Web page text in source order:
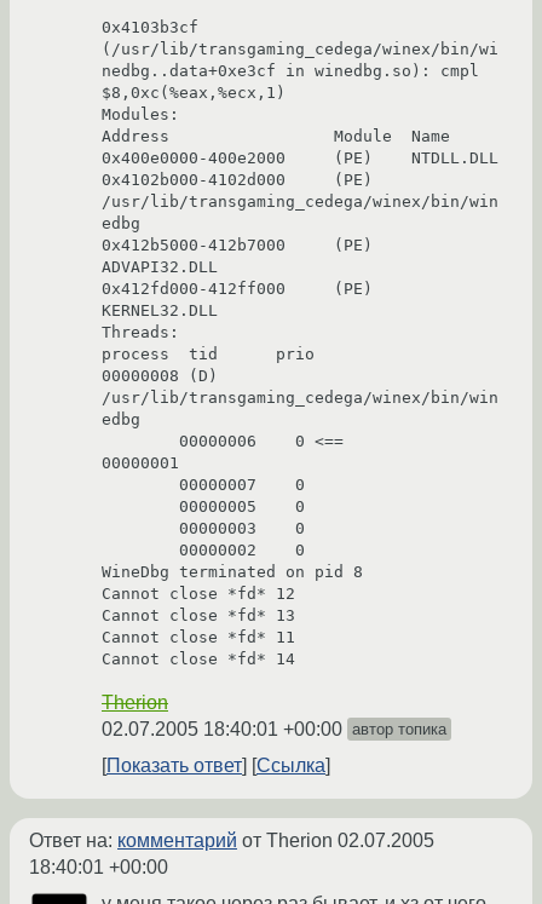
0x4103b3cf
(/usr/lib/transgaming_cedega/winex/bin/wi
nedbg..data+0xe3cf in winedbg.so): cmpl
$8,0xc(%eax,%ecx,1)
Modules:
Address                 Module  Name
0x400e0000-400e2000     (PE)    NTDLL.DLL
0x4102b000-4102d000     (PE)
/usr/lib/transgaming_cedega/winex/bin/win
edbg
0x412b5000-412b7000     (PE)
ADVAPI32.DLL
0x412fd000-412ff000     (PE)
KERNEL32.DLL
Threads:
process  tid      prio
00000008 (D)
/usr/lib/transgaming_cedega/winex/bin/win
edbg
00000001
WineDbg terminated on pid 8
Cannot close *fd* 12
Cannot close *fd* 13
Cannot close *fd* 11
Cannot close *fd* 14
Therion
02.07.2005 18:40:01 +00:00 автор топика
Показать ответ Ссылка
Ответ на: комментарий от Therion 02.07.2005
18:40:01 +00:00